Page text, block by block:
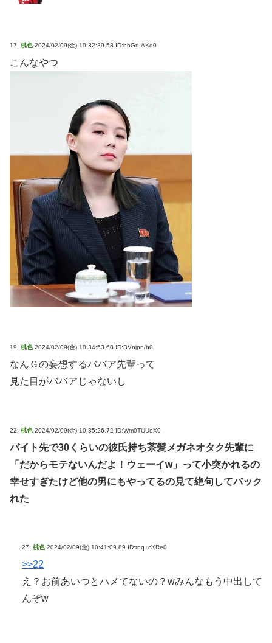
17: 桃色 2024/02/09(金) 10:32:39.58 ID:bhGrLAKe0
こんなやつ
19: 桃色 2024/02/09(金) 10:34:53.68 ID:BVnjpn/h0
なんＧの妄想するババア先輩って
見た目がババアじゃないし
22: 桃色 2024/02/09(金) 10:35:26.72 ID:Wm0TUUeX0
バイト先で30くらいの彼氏持ち茶髪メガネオタク先輩に
「だからモテないんだよ！ウェーイw」って小突かれるの
幸せすぎたけど他の男にもやってるの見て絶句してバック
れた
27: 桃色 2024/02/09(金) 10:41:09.89 ID:tnq+cKRe0
>>22
え？お前あいつとハメてないの？wみんなもう中出して
んぞw